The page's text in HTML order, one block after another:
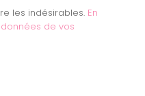
les indésirables. En
de vos